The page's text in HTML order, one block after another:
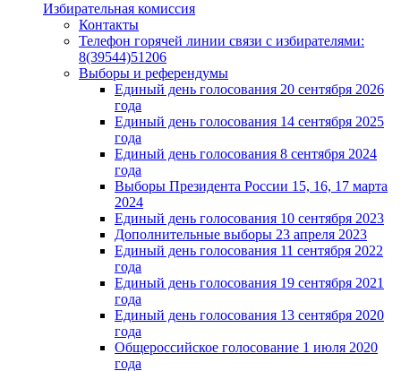
Избирательная комиссия
Контакты
Телефон горячей линии связи с избирателями:
8(39544)51206
Выборы и референдумы
Единый день голосования 20 сентября 2026
года
Единый день голосования 14 сентября 2025
года
Единый день голосования 8 сентября 2024
года
Выборы Президента России 15, 16, 17 марта
2024
Единый день голосования 10 сентября 2023
Дополнительные выборы 23 апреля 2023
Единый день голосования 11 сентября 2022
года
Единый день голосования 19 сентября 2021
года
Единый день голосования 13 сентября 2020
года
Общероссийское голосование 1 июля 2020
года